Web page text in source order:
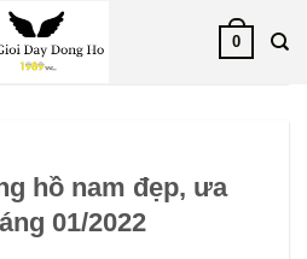
0
hồ nam đẹp, ưa
01/2022